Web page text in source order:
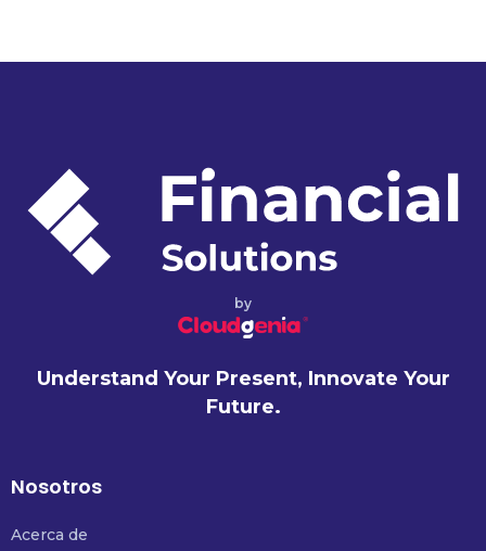
by
Understand Your Present, Innovate Your
Future.
Nosotros
Acerca de